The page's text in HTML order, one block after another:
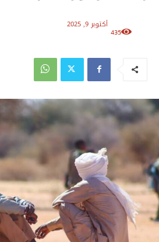
أكتوبر 9, 2025
435